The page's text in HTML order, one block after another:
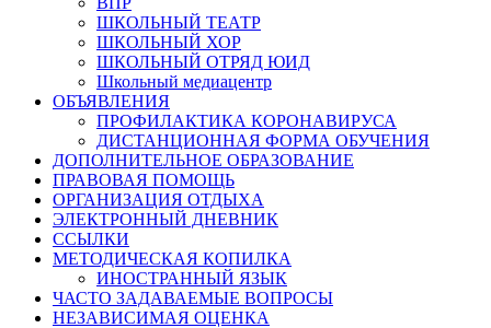
ШКОЛЬНЫЙ ТЕАТР
ШКОЛЬНЫЙ ХОР
ШКОЛЬНЫЙ ОТРЯД ЮИД
Школьный медиацентр
ОБЪЯВЛЕНИЯ
ПРОФИЛАКТИКА КОРОНАВИРУСА
ДИСТАНЦИОННАЯ ФОРМА ОБУЧЕНИЯ
ДОПОЛНИТЕЛЬНОЕ ОБРАЗОВАНИЕ
ПРАВОВАЯ ПОМОЩЬ
ОРГАНИЗАЦИЯ ОТДЫХА
ЭЛЕКТРОННЫЙ ДНЕВНИК
ССЫЛКИ
МЕТОДИЧЕСКАЯ КОПИЛКА
ИНОСТРАННЫЙ ЯЗЫК
ЧАСТО ЗАДАВАЕМЫЕ ВОПРОСЫ
НЕЗАВИСИМАЯ ОЦЕНКА